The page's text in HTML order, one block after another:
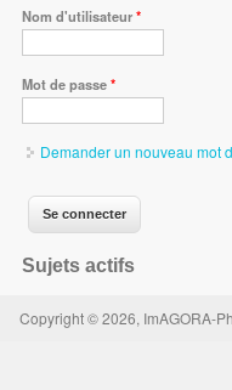
Nom d'utilisateur*
Mot de passe*
Demander un nouveau mot
Sujets actifs
Copyright © 2026, ImAGORA-